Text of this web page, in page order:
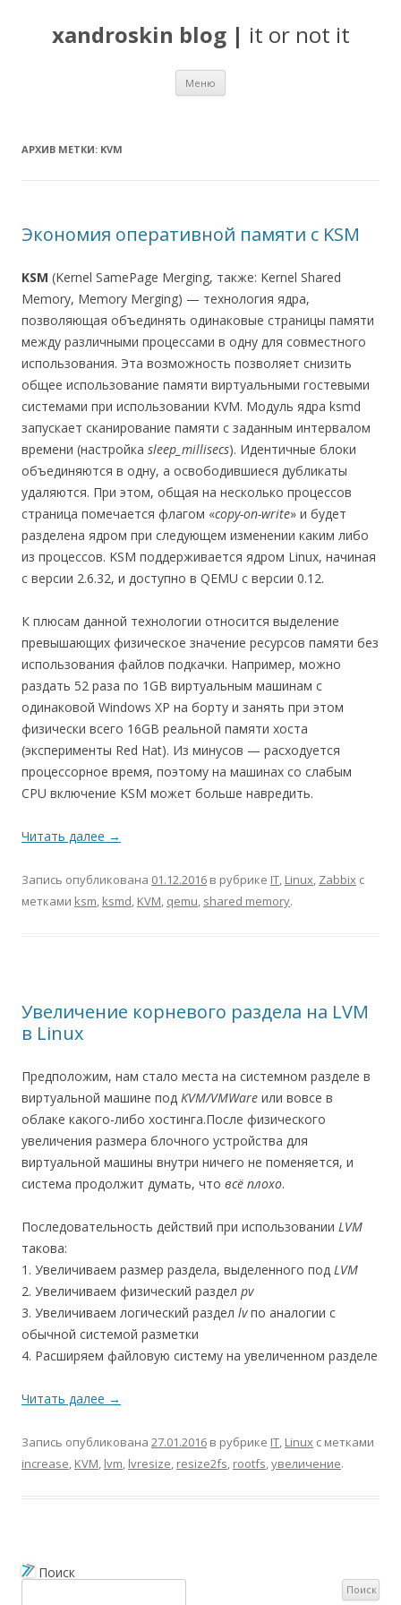
xandroskin blog| it or not it
Меню
АРХИВ МЕТКИ: KVM
Экономия оперативной памяти с KSM
KSM (Kernel SamePage Merging, также: Kernel Shared
Memory, Memory Merging) — технология ядра,
позволяющая объединять одинаковые страницы памяти
между различными процессами в одну для совместного
использования. Эта возможность позволяет снизить
общее использование памяти виртуальными гостевыми
системами при использовании KVM. Модуль ядра ksmd
запускает сканирование памяти с заданным интервалом
времени (настройка sleep_millisecs). Идентичные блоки
объединяются в одну, а освободившиеся дубликаты
удаляются. При этом, общая на несколько процессов
страница помечается флагом «copy-on-write» и будет
разделена ядром при следующем изменении каким либо
из процессов. KSM поддерживается ядром Linux, начиная
с версии 2.6.32, и доступно в QEMU с версии 0.12.
К плюсам данной технологии относится выделение
превышающих физическое значение ресурсов памяти без
использования файлов подкачки. Например, можно
раздать 52 раза по 1GB виртуальным машинам с
одинаковой Windows XP на борту и занять при этом
физически всего 16GB реальной памяти хоста
(эксперименты Red Hat). Из минусов — расходуется
процессорное время, поэтому на машинах со слабым
CPU включение KSM может больше навредить.
Читать далее →
Запись опубликована 01.12.2016 в рубрике IT, Linux, Zabbix с
метками ksm, ksmd, KVM, qemu, shared memory.
Увеличение корневого раздела на LVM
в Linux
Предположим, нам стало места на системном разделе в
виртуальной машине под KVM/VMWare или вовсе в
облаке какого-либо хостинга.После физического
увеличения размера блочного устройства для
виртуальной машины внутри ничего не поменяется, и
система продолжит думать, что всё плохо.
Последовательность действий при использовании LVM
такова:
1. Увеличиваем размер раздела, выделенного под LVM
2. Увеличиваем физический раздел pv
3. Увеличиваем логический раздел lvпо аналогии с
обычной системой разметки
4. Расширяем файловую систему на увеличенном разделе
Читать далее →
Запись опубликована 27.01.2016 в рубрике IT, Linux с метками
increase, KVM, lvm, lvresize, resize2fs, rootfs,увеличение.
Поиск